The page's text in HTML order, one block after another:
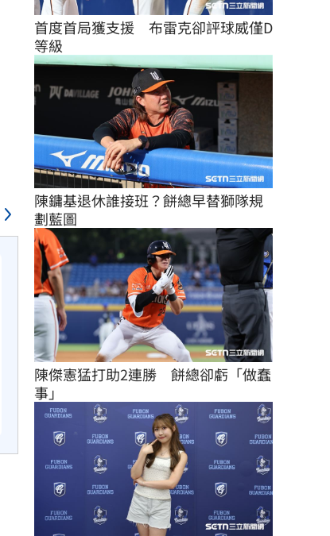
首度首局獲支援　布雷克卻評球威僅D
等級
陳鏞基退休誰接班？餅總早替獅隊規
劃藍圖
陳傑憲猛打助2連勝　餅總卻虧「做蠢
事」